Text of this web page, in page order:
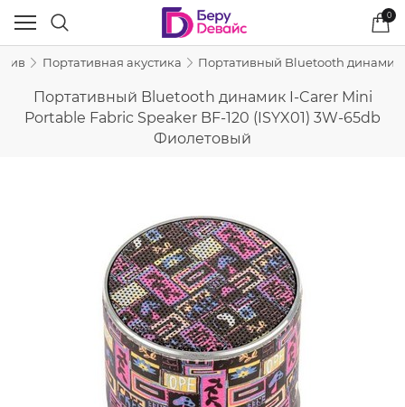
0
Портативная акустика Портативный Bluetooth динамик
Портативный Bluetooth динамик I-Carer Mini
Portable Fabric Speaker BF-120 (ISYX01) 3W-65db
Фиолетовый